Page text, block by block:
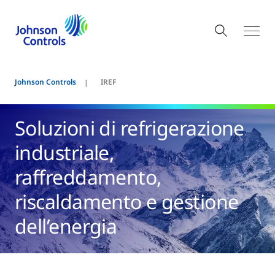
Johnson Controls IREF
Soluzioni di refrigerazione
industriale,
raffreddamento,
riscaldamento e gestione
dell’energia